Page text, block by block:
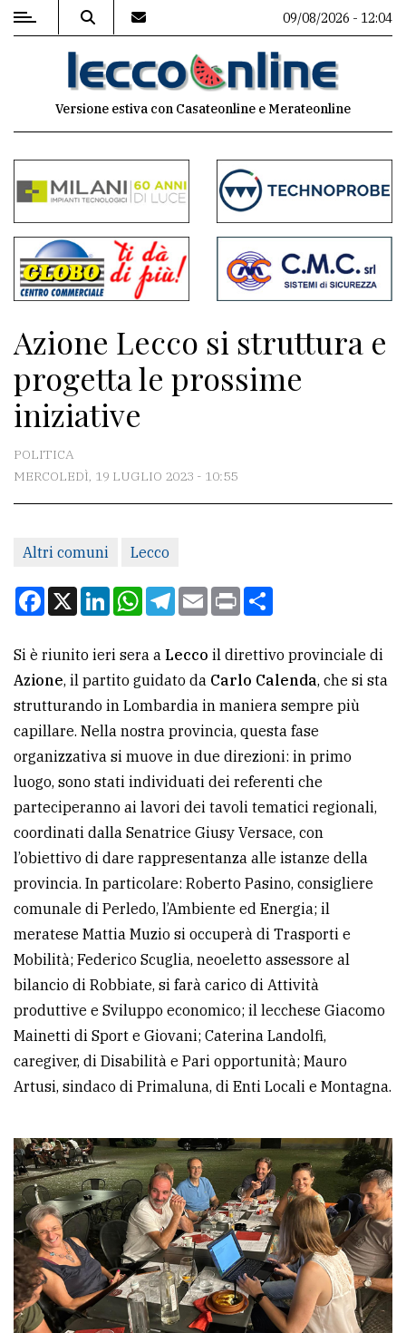
MENU
commenti
Contenuti
del
sito
Meteo
CONTATTI
La
redazione
Per
tua
CERCA
Cerca
per
comune
Ricerca
avanzata
ALTRE
TESTATE
PRIVACY
policy
Cookie
policy
09/08/2026 - 12:04
Versione estiva con Casateonline e Merateonline
Azione Lecco si struttura e
progetta le prossime
iniziative
POLITICA
MERCOLEDÌ, 19 LUGLIO 2023 - 10:55
Altri comuni Lecco
Facebook
X LinkedInWhatsApp
Telegram
EmailPrint
Si è riunito ieri sera a Lecco il direttivo provinciale di
Azione, il partito guidato da Carlo Calenda, che si sta
strutturando in Lombardia in maniera sempre più
capillare. Nella nostra provincia, questa fase
organizzativa si muove in due direzioni: in primo
luogo, sono stati individuati dei referenti che
parteciperanno ai lavori dei tavoli tematici regionali,
coordinati dalla Senatrice Giusy Versace, con
l’obiettivo di dare rappresentanza alle istanze della
provincia. In particolare: Roberto Pasino, consigliere
comunale di Perledo, l’Ambiente ed Energia; il
meratese Mattia Muzio si occuperà di Trasporti e
Mobilità; Federico Scuglia, neoeletto assessore al
bilancio di Robbiate, si farà carico di Attività
produttive e Sviluppo economico; il lecchese Giacomo
Mainetti di Sport e Giovani; Caterina Landolfi,
caregiver, di Disabilità e Pari opportunità; Mauro
Artusi, sindaco di Primaluna, di Enti Locali e Montagna.